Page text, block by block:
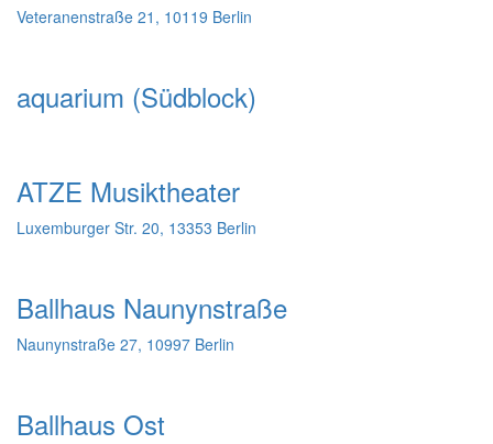
Veteranenstraße 21, 10119 Berlin
aquarium (Südblock)
ATZE Musiktheater
Luxemburger Str. 20, 13353 Berlin
Ballhaus Naunynstraße
Naunynstraße 27, 10997 Berlin
Ballhaus Ost